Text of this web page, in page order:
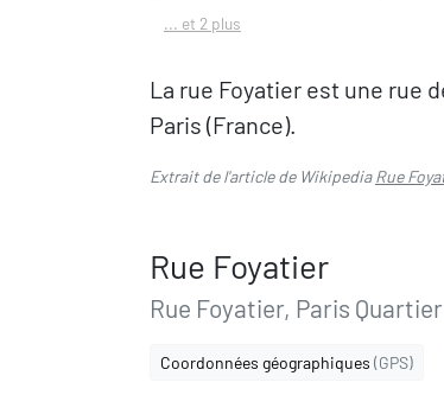
... et 2 plus
La rue Foyatier est une rue
Paris (France).
Extrait de l'article de WikipediaRue
Rue Foyatier
Rue Foyatier, Paris
Coordonnées géographiques (GPS)